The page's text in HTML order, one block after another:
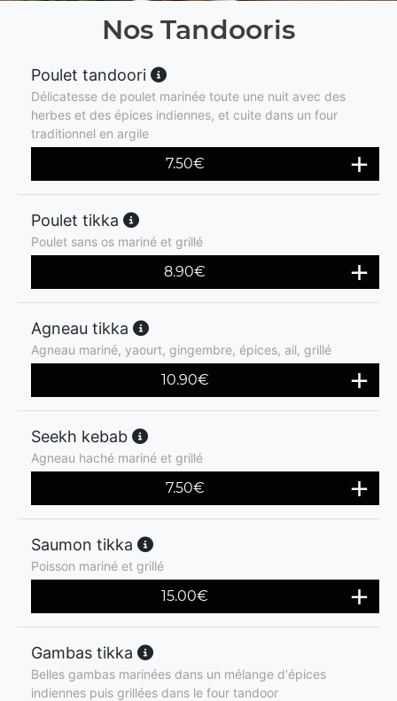
Nos Tandooris
Poulet tandoori
Délicatesse de poulet marinée toute une nuit avec des
herbes et des épices indiennes, et cuite dans un four
traditionnel en argile
7.50€
Poulet tikka
Poulet sans os mariné et grillé
8.90€
Agneau tikka
Agneau mariné, yaourt, gingembre, épices, ail, grillé
10.90€
Seekh kebab
Agneau haché mariné et grillé
7.50€
Saumon tikka
Poisson mariné et grillé
15.00€
Gambas tikka
Belles gambas marinées dans un mélange d'épices
indiennes puis grillées dans le four tandoor